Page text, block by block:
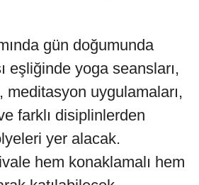
gün doğumunda
eşliğinde yoga seansları,
meditasyon uygulamaları,
farklı disiplinlerden
yer alacak.
hem konaklamalı hem